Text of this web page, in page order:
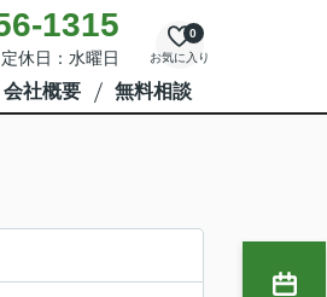
1315
休日：水曜日 お気に入り
0
会社概要 無料相談